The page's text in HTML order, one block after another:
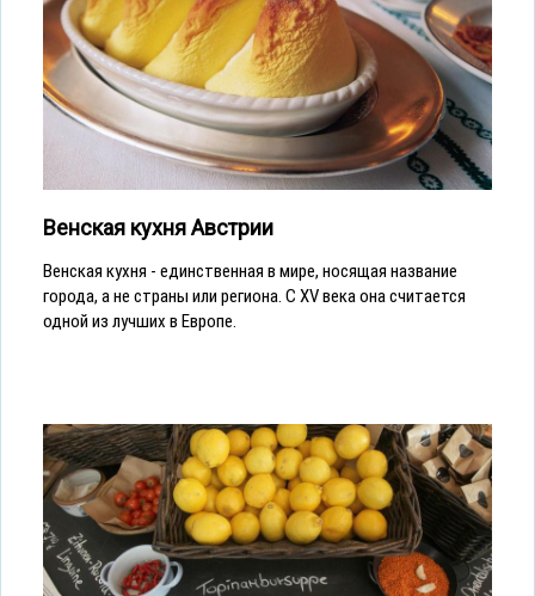
Венская кухня Австрии
Венская кухня - единственная в мире, носящая название
города, а не страны или региона. С XV века она считается
одной из лучших в Европе.